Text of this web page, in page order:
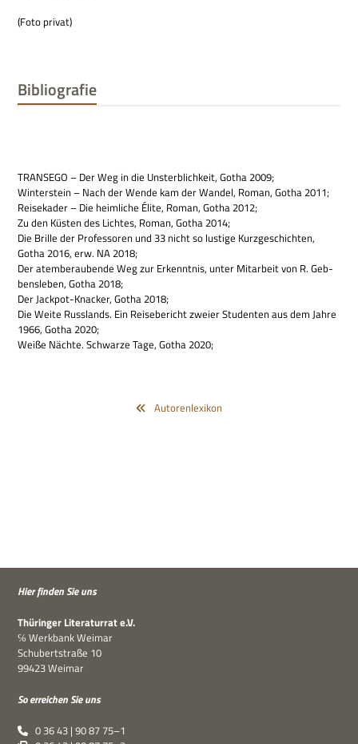
(Foto pri­vat)
Bibliografie
TRANSEGO – Der Weg in die Unsterb­lich­keit, Gotha 2009;
Win­ter­stein – Nach der Wende kam der Wan­del, Roman, Gotha 2011;
Rei­se­ka­der – Die heim­li­che Élite, Roman, Gotha 2012;
Zu den Küsten des Lich­tes, Roman, Gotha 2014;
Die Brille der Pro­fes­so­ren und 33 nicht so lustige Kurz­ge­schich­ten,
Gotha 2016, erw. NA 2018;
Der atem­be­rau­bende Weg zur Erkennt­nis, unter Mit­ar­beit von R. Geb­
bens­le­ben, Gotha 2018;
Der Jack­pot-Knacker, Gotha 2018;
Die Weite Russ­lands. Ein Rei­se­be­richt zweier Stu­den­ten aus dem Jahre
1966, Gotha 2020;
Weiße Nächte. Schwarze Tage, Gotha 2020;
Autorenlexikon
Hier fin­den Sie uns
Thü­rin­ger Lite­ra­tur­rat e.V.
℅ Werk­bank Weimar
Schu­bert­straße 10
99423 Weimar
So errei­chen Sie uns
0 36 43 | 90 87 75–1